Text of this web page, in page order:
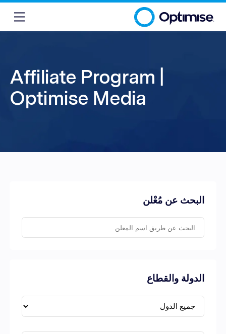
Affiliate Program |
Optimise Media
البحث عن مُعْلن
الدولة والقطاع